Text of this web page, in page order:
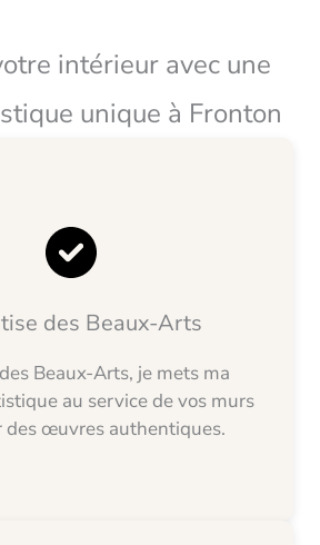
intérieur avec une
unique à Fronton
des Beaux-Arts
Beaux-Arts, je mets ma
au service de vos murs
des œuvres authentiques.